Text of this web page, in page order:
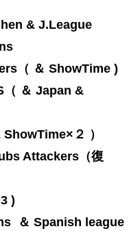
& J.League
（ ＆ ShowTime )
（ ＆ Japan &
ShowTime×２ ）
Attackers（復
)
＆ Spanish league